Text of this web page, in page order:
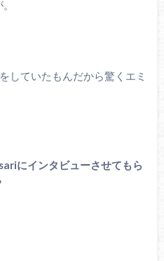
していたもんだから驚くエミ
にインタビューさせてもら